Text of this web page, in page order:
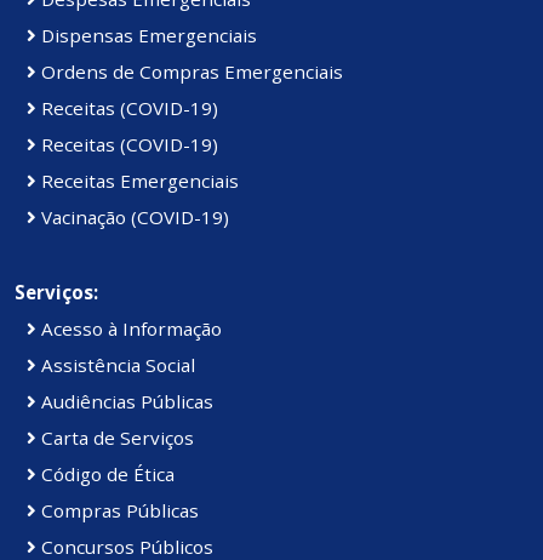
Dispensas Emergenciais
Ordens de Compras Emergenciais
Receitas (COVID-19)
Receitas (COVID-19)
Receitas Emergenciais
Vacinação (COVID-19)
Serviços:
Acesso à Informação
Assistência Social
Audiências Públicas
Carta de Serviços
Código de Ética
Compras Públicas
Concursos Públicos